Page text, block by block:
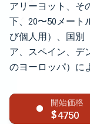
アリーヨット、そ
下、20〜50メート
び個人用）、国別
ア、スペイン、デ
のヨーロッパ）に
4750